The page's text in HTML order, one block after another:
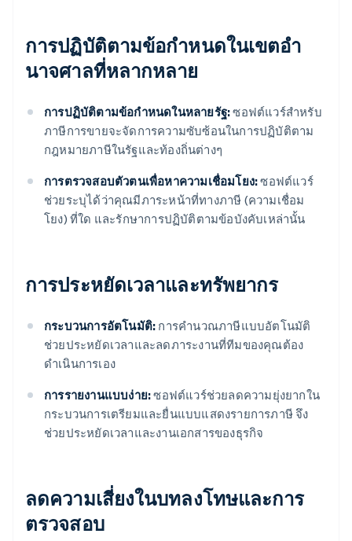
การปฏิบัติตามข้อกําหนดในเขตอํา
นาจศาลที่หลากหลาย
การปฏิบัติตามข้อกําหนดในหลายรัฐ:ซอฟต์แวร์สําหรับ
ภาษีการขายจะจัดการความซับซ้อนในการปฏิบัติตาม
กฎหมายภาษีในรัฐและท้องถิ่นต่างๆ
การตรวจสอบตัวตนเพื่อหาความเชื่อมโยง:ซอฟต์แวร์
ช่วยระบุได้ว่าคุณมีภาระหน้าที่ทางภาษี (ความเชื่อม
โยง) ที่ใด และรักษาการปฏิบัติตามข้อบังคับเหล่านั้น
การประหยัดเวลาและทรัพยากร
กระบวนการอัตโนมัติ: การคํานวณภาษีแบบอัตโนมัติ
ช่วยประหยัดเวลาและลดภาระงานที่ทีมของคุณต้อง
ดำเนินการเอง
การรายงานแบบง่าย:ซอฟต์แวร์ช่วยลดความยุ่งยากใน
กระบวนการเตรียมและยื่นแบบแสดงรายการภาษี จึง
ช่วยประหยัดเวลาและงานเอกสารของธุรกิจ
ลดความเสี่ยงในบทลงโทษและการ
ตรวจสอบ